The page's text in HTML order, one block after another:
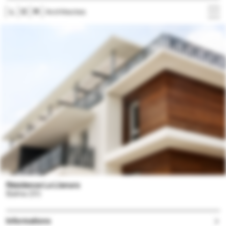
Projets Agence
Résidence La Llanura
Informations